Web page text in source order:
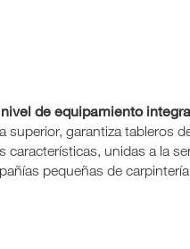
de equipamiento
superior, garantiza tableros
características, unidas a la
pequeñas de